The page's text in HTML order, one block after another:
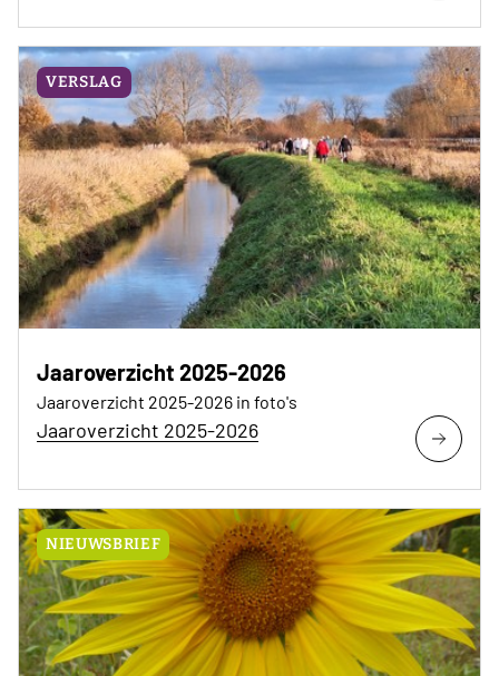
VERSLAG
Jaaroverzicht 2025-2026
Jaaroverzicht 2025-2026 in foto's
Jaaroverzicht 2025-2026
NIEUWSBRIEF